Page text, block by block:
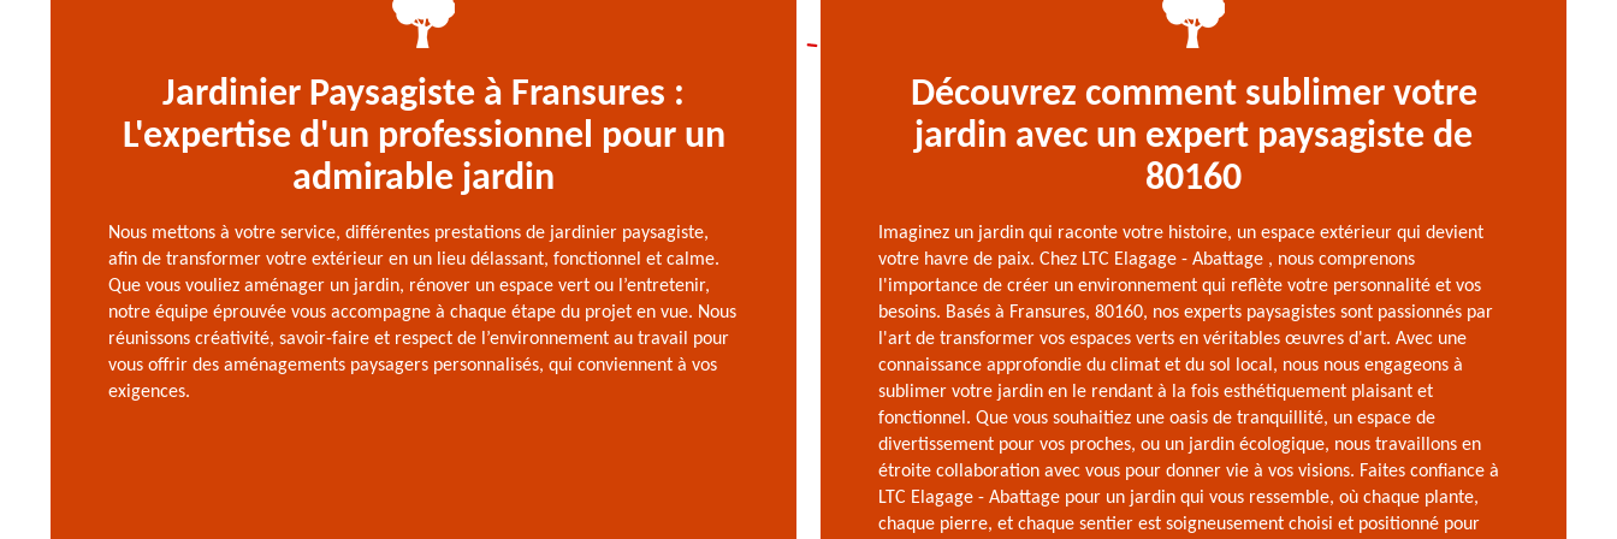
Jardinier Paysagiste à Fransures :
L'expertise d'un professionnel pour un
admirable jardin
Nous mettons à votre service, différentes prestations de jardinier paysagiste,
afin de transformer votre extérieur en un lieu délassant, fonctionnel et calme.
Que vous vouliez aménager un jardin, rénover un espace vert ou l’entretenir,
notre équipe éprouvée vous accompagne à chaque étape du projet en vue. Nous
réunissons créativité, savoir-faire et respect de l’environnement au travail pour
vous offrir des aménagements paysagers personnalisés, qui conviennent à vos
exigences.
Découvrez comment sublimer votre
jardin avec un expert paysagiste de
80160
Imaginez un jardin qui raconte votre histoire, un espace extérieur qui devient
votre havre de paix. Chez LTC Elagage - Abattage , nous comprenons
l'importance de créer un environnement qui reflète votre personnalité et vos
besoins. Basés à Fransures, 80160, nos experts paysagistes sont passionnés par
l'art de transformer vos espaces verts en véritables œuvres d'art. Avec une
connaissance approfondie du climat et du sol local, nous nous engageons à
sublimer votre jardin en le rendant à la fois esthétiquement plaisant et
fonctionnel. Que vous souhaitiez une oasis de tranquillité, un espace de
divertissement pour vos proches, ou un jardin écologique, nous travaillons en
étroite collaboration avec vous pour donner vie à vos visions. Faites confiance à
LTC Elagage - Abattage pour un jardin qui vous ressemble, où chaque plante,
chaque pierre, et chaque sentier est soigneusement choisi et positionné pour